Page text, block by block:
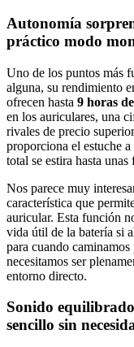
Autonomía
práctico modo
Uno de los puntos más
alguna, su rendimiento
ofrecen hasta 9 horas
en los auriculares, una
rivales de precio
proporciona el estuche
total se estira hasta unas
Nos parece muy
característica que
auricular. Esta función
vida útil de la batería si
para cuando
necesitamos ser
entorno directo.
Sonido
sencillo sin